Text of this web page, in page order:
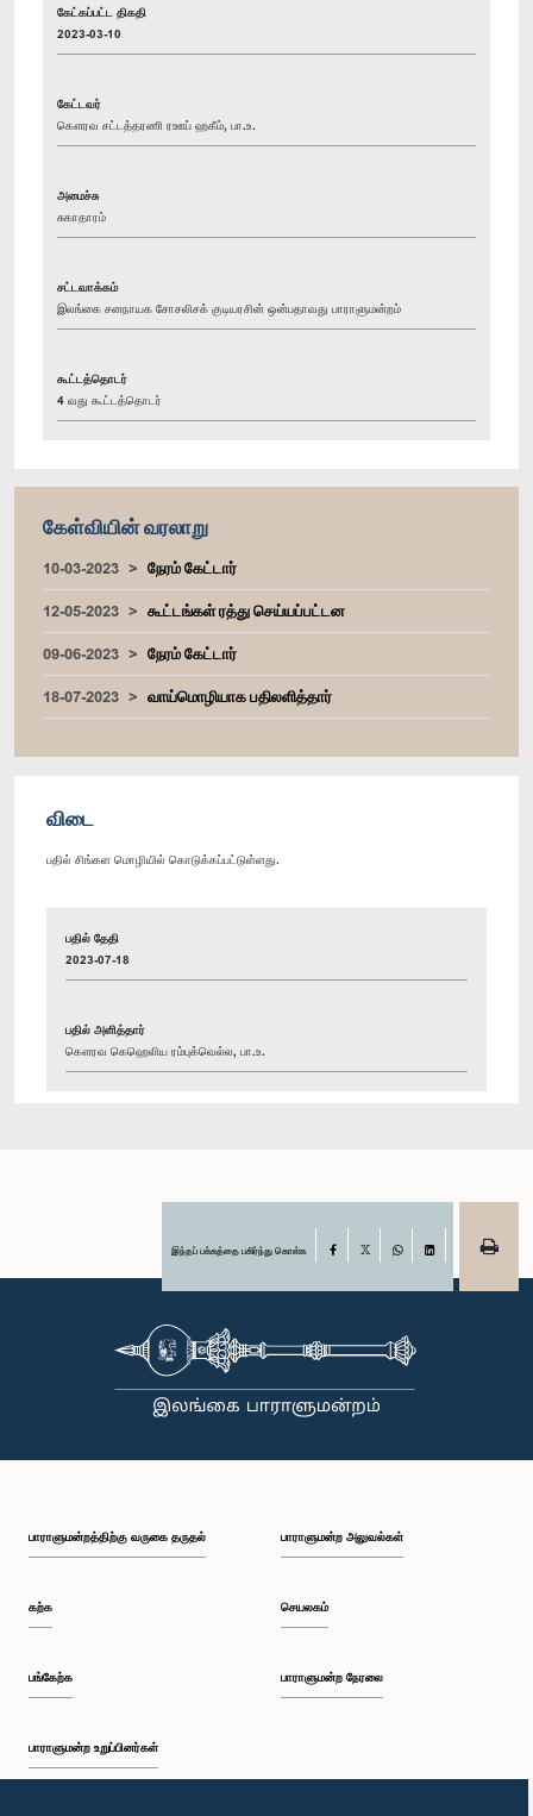
கேட்கப்பட்ட திகதி
2023-03-10
கேட்டவர்
கௌரவ சட்டத்தரணி ரஊப் ஹகீம், பா.உ.
அமைச்சு
சுகாதாரம்
சட்டவாக்கம்
இலங்கை சனநாயக சோசலிசக் குடியரசின் ஒன்பதாவது பாராளுமன்றம்
கூட்டத்தொடர்
4 வது கூட்டத்தொடர்
கேள்வியின் வரலாறு
10-03-2023
நேரம் கேட்டார்
12-05-2023
கூட்டங்கள் ரத்து செய்யப்பட்டன
09-06-2023
நேரம் கேட்டார்
18-07-2023
வாய்மொழியாக பதிலளித்தார்
விடை
பதில் சிங்கள மொழியில் கொடுக்கப்பட்டுள்ளது.
பதில் தேதி
2023-07-18
பதில் அளித்தார்
கௌரவ கெஹெலிய ரம்புக்வெல்ல, பா.உ.
இந்தப் பக்கத்தை பகிர்ந்து கொள்க Facebook
பாராளுமன்றத்திற்கு வருகை தருதல்
கற்க
பங்கேற்க
பாராளுமன்ற உறுப்பினர்கள்
பாராளுமன்ற அலுவல்கள்
செயலகம்
பாராளுமன்ற நேரலை